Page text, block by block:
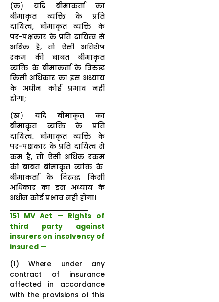
(क) यदि बीमाकर्ता का
बीमाकृत व्यक्ति के प्रति
दायित्व, बीमाकृत व्यक्ति के
पर-पक्षकार के प्रति दायित्व से
अधिक है, तो ऐसी अतिशेष
रकम की बाबत बीमाकृत
व्यक्ति के बीमाकर्ता के विरुद्ध
किसी अधिकार का इस अध्याय
के अधीन कोई प्रभाव नहीं
होगा;
(ख) यदि बीमाकृत का
बीमाकृत व्यक्ति के प्रति
दायित्व, बीमाकृत व्यक्ति के
पर-पक्षकार के प्रति दायित्व से
कम है, तो ऐसी अधिक रकम
की बाबत बीमाकृत व्यक्ति के
बीमाकर्ता के विरुद्ध किसी
अधिकार का इस अध्याय के
अधीन कोई प्रभाव नहीं होगा।
151 MV Act — Rights of
third party against
insurers on insolvency of
insured —
(1) Where under any
contract of insurance
affected in accordance
with the provisions of this